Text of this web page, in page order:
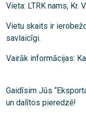
Vieta: LTRK nams, Kr.
Vietu skaits ir
savlaicīgi.
Vairāk informācijas:
Gaidīsim Jūs
un dalītos pieredzē!